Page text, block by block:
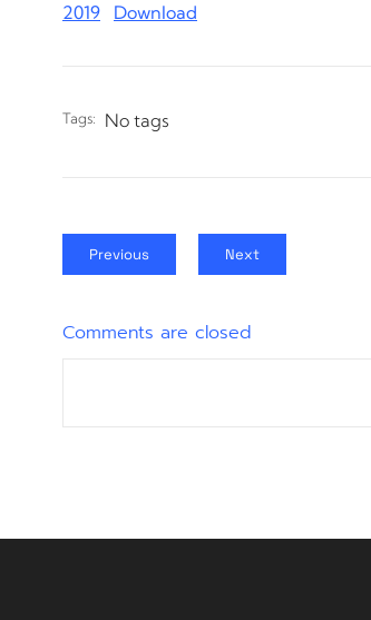
2019 Download
Tags: No tags
Previous Next
Comments are closed